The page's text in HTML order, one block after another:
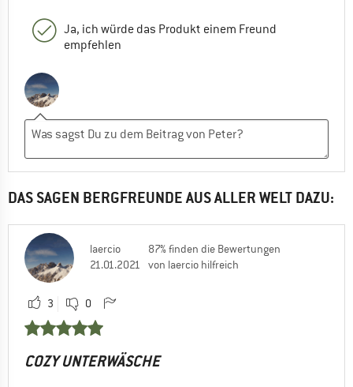
Ja, ich würde das Produkt einem Freund
empfehlen
DAS SAGEN BERGFREUNDE AUS ALLER WELT DAZU:
laercio
21.01.2021
87% finden die Bewertungen
von laercio hilfreich
3 0
COZY UNTERWÄSCHE